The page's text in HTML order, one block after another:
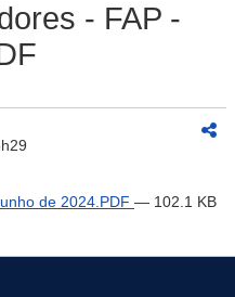
- FAP -
de 2024.PDF — 102.1 KB